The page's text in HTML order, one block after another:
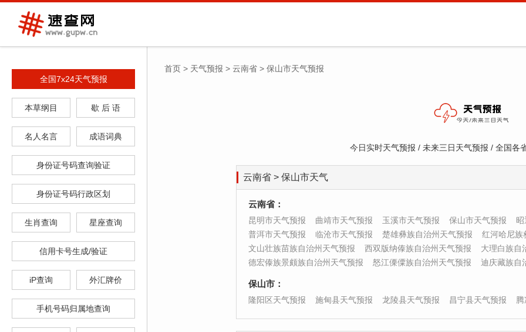
全国7x24天气预报
本草纲目 歇 后 语
名人名言 成语词典
身份证号码查询验证
身份证号码行政区划
生肖查询 星座查询
信用卡号生成/验证
iP查询 外汇牌价
手机号码归属地查询
首页 > 天气预报 > 云南省 > 保山市天气预报
今日实时天气预报 / 未来三日天气预报 / 全国各
云南省 > 保山市天气
云南省：
昆明市天气预报 曲靖市天气预报 玉溪市天气预报 保山市天气预报
普洱市天气预报
临沧市天气预报 楚雄彝族自治州天气预报
红河哈尼族
文山壮族苗族自治州天气预报
西双版纳傣族自治州天气预报
大理白族自
德宏傣族景颇族自治州天气预报
怒江傈僳族自治州天气预报 迪庆藏族自
保山市：
隆阳区天气预报 施甸县天气预报 龙陵县天气预报 昌宁县天气预报